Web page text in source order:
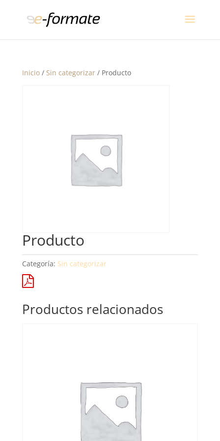
Inicio/ Sin categorizar/ Producto
Producto
Categoría: Sin categorizar
Productos relacionados